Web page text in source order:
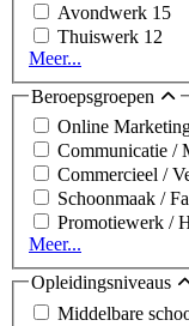
Avondwerk 15
Thuiswerk 12
Meer...
Beroepsgroepen
Online
Communicatie /
Commercieel /
Schoonmaak /
Promotiewerk /
Meer...
Opleidingsniveaus
Middelbare